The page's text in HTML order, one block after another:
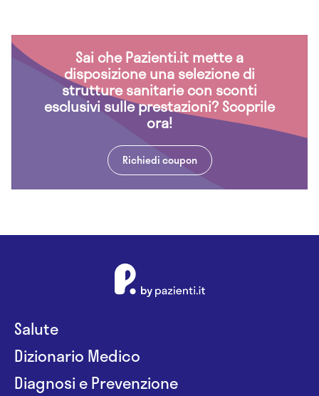
Sai che Pazienti.it mette a
disposizione una selezione di
strutture sanitarie con sconti
esclusivi sulle prestazioni? Scoprile
ora!
Richiedi coupon
Salute
Dizionario Medico
Diagnosi e Prevenzione